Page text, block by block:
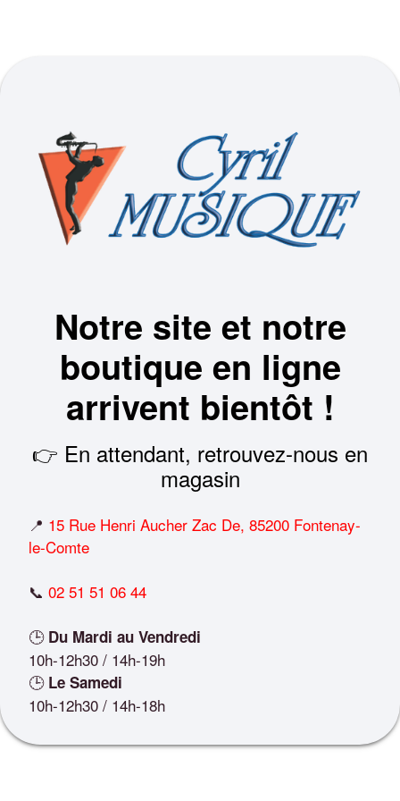
Notre site et notre
boutique en ligne
arrivent bientôt !
👉 En attendant, retrouvez-nous en
magasin
📍 15 Rue Henri Aucher Zac De, 85200 Fontenay-
le-Comte
📞 02 51 51 06 44
🕒 Du Mardi au Vendredi
10h-12h30 / 14h-19h
🕒 Le Samedi
10h-12h30 / 14h-18h